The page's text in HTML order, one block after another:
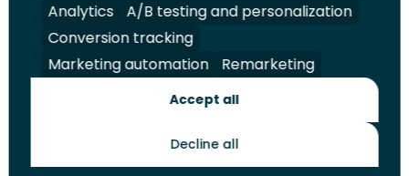
Volg
ons
op
LinkedIn
Volg
ons
op
Facebook
Volg
ons
op
YouTube
Volg
ons
op
Instagram
Juridisch Security A-Z Index
Contact
Toekomstmakers
Analytics
A/B testing and personalization
Conversion tracking
Marketing automation
Remarketing
Accept all
Decline all